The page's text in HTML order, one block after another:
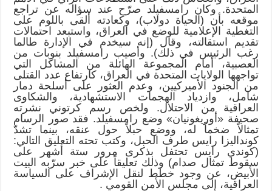
المتحدة. وكان رامسفيلد صرّح عند سؤاله عن تراجع
موقعه بأن (الحياة دولاب)، وكعادته ألقى باللوم على
التغطية الإعلامية للوضع في العراق، واستبعد احتمالات
تقديم استقالته، وقال (إنه سيخدم في الإدارة طالما
رغب الرئيس في ذلك). وأصيب رامسفيلد بنوبات من
العصبية، أمام المجموعة الهائلة من المشاكل التي
تواجهها الولايات المتحدة في العراق، كارتفاع عدد القتلى
من الجنود الأميركيين، وعدم العثور على أسلحة دمار
شامل، وازدياد الهجمات الاستشهادية، والشكاوى
العراقية من الاحتلال. ولخص رسم كرتوني نشرته
صحيفة «أوريغونيان» وضع رامسفيلد. فقد صور الرسام
تمثالاً ضخماً له، ووضع حبلاً حول عنقه، بينما تشدّ
كونداليزا رايس طرف الحبل، وكتب تحته التعليق التالي:
(كوندي رايس تحتفل بذكرى مرور ستة أشهر على
سقوط تمثال صدام) وذلك تعليقاً على خبر سرّبه البيت
الأبيض، عن وجود خطط لنقل الإشراف على السياسة
العراقية، إلى مجلس الأمن القومي .